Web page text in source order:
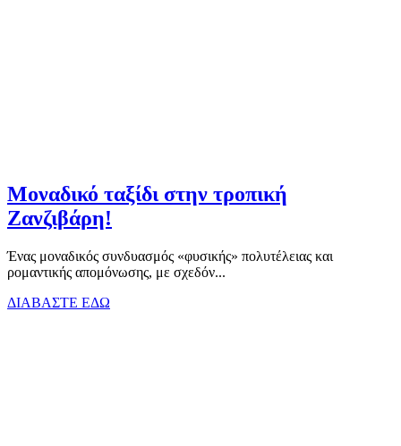
Μοναδικό ταξίδι στην τροπική
Ζανζιβάρη!
Ένας μοναδικός συνδυασμός «φυσικής» πολυτέλειας και
ρομαντικής απομόνωσης, με σχεδόν...
ΔΙΑΒΑΣΤΕ ΕΔΩ